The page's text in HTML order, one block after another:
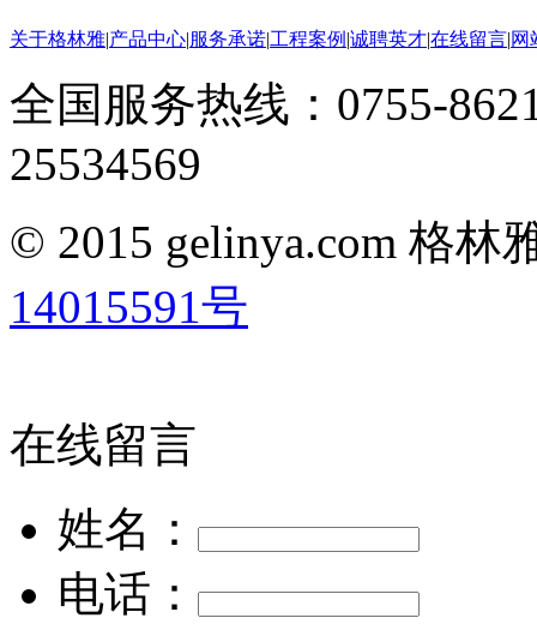
关于格林雅|产品中心|服务承诺|工程案例 |诚聘英才|在线留言|网
全国服务热线：0755-
25534569
© 2015 gelinya.com 格
14015591号
在线留言
姓名：
电话：